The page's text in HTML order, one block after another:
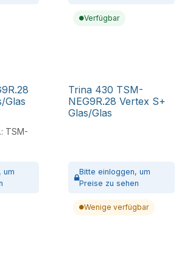
Verfügbar
Glas
TSM-
um
Trina 430 TSM-
NEG9R.28 Vertex S+
Glas/Glas
Bitte einloggen, um
Preise zu sehen
Wenige verfügbar